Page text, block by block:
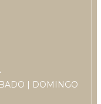
| DOMINGO